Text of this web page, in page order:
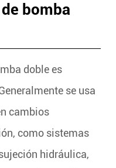
bomba
doble es
se usa
cambios
como sistemas
hidráulica,